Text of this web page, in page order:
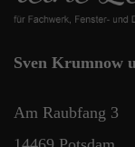
Sven Krumnow
Am Raubfang 3